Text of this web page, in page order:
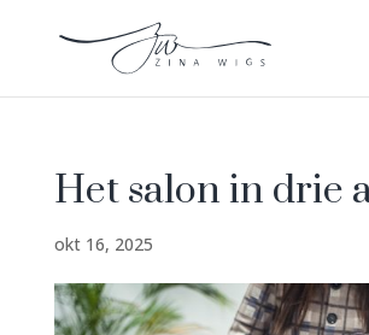
Het salon in drie
okt 16, 2025